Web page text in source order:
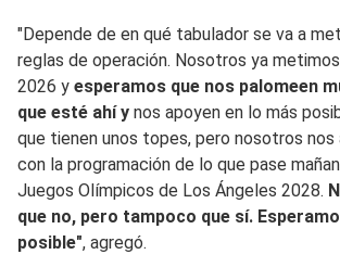
"Depende de en qué tabulador se va a
reglas de operación. Nosotros ya
2026 y esperamos que nos palomeen
que esté ahí y nos apoyen en lo más
que tienen unos topes, pero nosotros nos
con la programación de lo que pase
Juegos Olímpicos de Los Ángeles 2028.
que no, pero tampoco que sí.
posible", agregó.